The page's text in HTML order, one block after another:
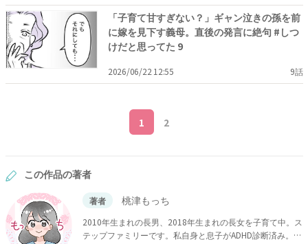
「子育て甘すぎない？」ギャン泣きの孫を前
に嫁を見下す義母。直後の発言に絶句 #しつ
けだと思ってた 9
2026/06/22 12:55 9話
1 2
この作品の著者
著者 桃津もっち
2010年生まれの長男、2018年生まれの長女を子育て中。ス
テップファミリーです。私自身と息子がADHD診断済み。ハ